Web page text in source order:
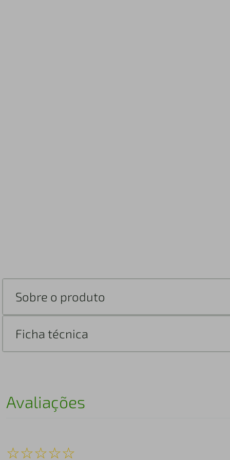
Sobre o produto
Ficha técnica
Avaliações
☆☆☆☆☆